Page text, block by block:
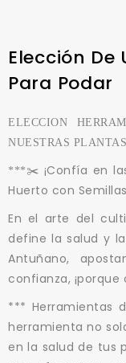
Elección
Para Podar
ELECCION
NUESTRAS PLANTAS
***✂️ ¡Confía en
Huerto con
En el arte del
define la salud y
Antuñano,
confianza,
*** Herramientas
herramienta no
en la salud de tus